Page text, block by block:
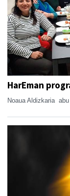
HarEman
Noaua Aldizkaria